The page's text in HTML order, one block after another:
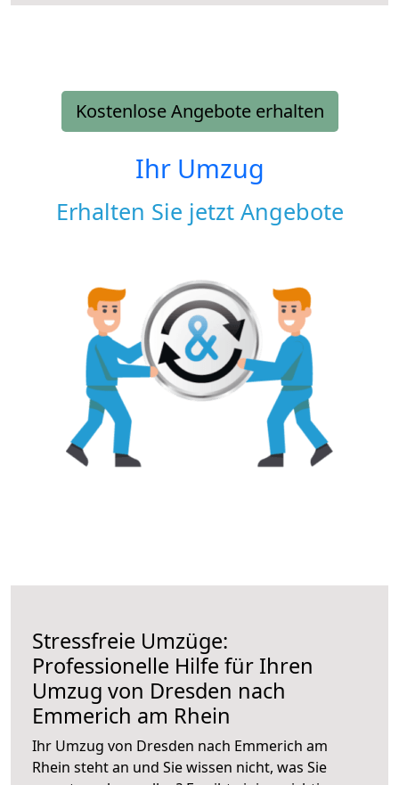
Kostenlose Angebote erhalten
Ihr Umzug
Erhalten Sie jetzt Angebote
Stressfreie Umzüge:
Professionelle Hilfe für Ihren
Umzug von Dresden nach
Emmerich am Rhein
Ihr Umzug von Dresden nach Emmerich am
Rhein steht an und Sie wissen nicht, was Sie